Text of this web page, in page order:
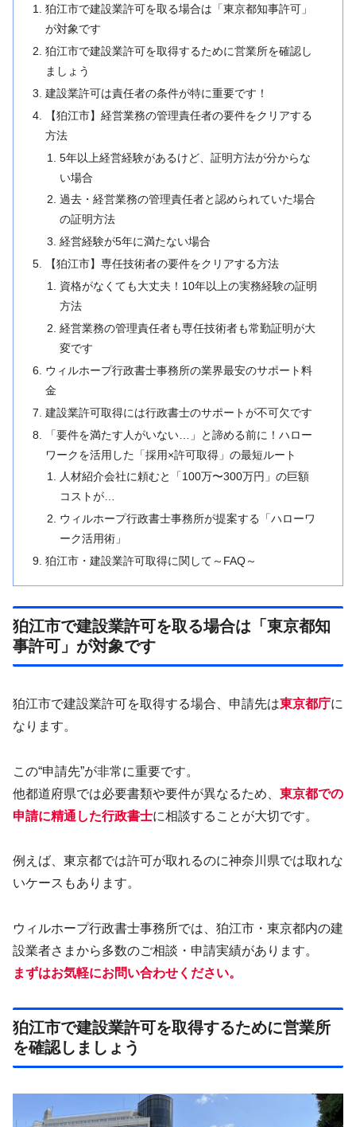
狛江市で建設業許可を取る場合は「東京都知事許可」
が対象です
狛江市で建設業許可を取得するために営業所を確認し
ましょう
建設業許可は責任者の条件が特に重要です！
【狛江市】経営業務の管理責任者の要件をクリアする
方法
5年以上経営経験があるけど、証明方法が分からな
い場合
過去・経営業務の管理責任者と認められていた場合
の証明方法
経営経験が5年に満たない場合
【狛江市】専任技術者の要件をクリアする方法
資格がなくても大丈夫！10年以上の実務経験の証明
方法
経営業務の管理責任者も専任技術者も常勤証明が大
変です
ウィルホープ行政書士事務所の業界最安のサポート料
金
建設業許可取得には行政書士のサポートが不可欠です
「要件を満たす人がいない…」と諦める前に！ハロー
ワークを活用した「採用×許可取得」の最短ルート
人材紹介会社に頼むと「100万〜300万円」の巨額
コストが…
ウィルホープ行政書士事務所が提案する「ハローワ
ーク活用術」
狛江市・建設業許可取得に関して～FAQ～
狛江市で建設業許可を取る場合は「東京都知
事許可」が対象です
狛江市で建設業許可を取得する場合、申請先は東京都庁に
なります。
この“申請先”が非常に重要です。
他都道府県では必要書類や要件が異なるため、 東京都での
申請に精通した行政書士に相談することが大切です。
例えば、東京都では許可が取れるのに神奈川県では取れな
いケースもあります。
ウィルホープ行政書士事務所では、狛江市・東京都内の建
設業者さまから多数のご相談・申請実績があります。
まずはお気軽にお問い合わせください。
狛江市で建設業許可を取得するために営業所
を確認しましょう